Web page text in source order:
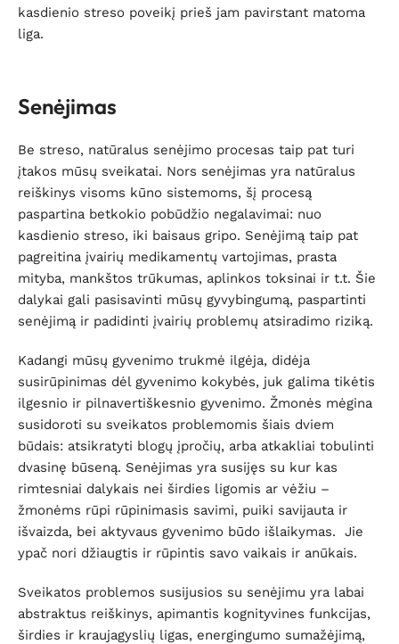
kasdienio streso poveikį prieš jam pavirstant matoma
liga.
Senėjimas
Be streso, natūralus senėjimo procesas taip pat turi
įtakos mūsų sveikatai. Nors senėjimas yra natūralus
reiškinys visoms kūno sistemoms, šį procesą
paspartina betkokio pobūdžio negalavimai: nuo
kasdienio streso, iki baisaus gripo. Senėjimą taip pat
pagreitina įvairių medikamentų vartojimas, prasta
mityba, mankštos trūkumas, aplinkos toksinai ir t.t. Šie
dalykai gali pasisavinti mūsų gyvybingumą, paspartinti
senėjimą ir padidinti įvairių problemų atsiradimo riziką.
Kadangi mūsų gyvenimo trukmė ilgėja, didėja
susirūpinimas dėl gyvenimo kokybės, juk galima tikėtis
ilgesnio ir pilnavertiškesnio gyvenimo. Žmonės mėgina
susidoroti su sveikatos problemomis šiais dviem
būdais: atsikratyti blogų įpročių, arba atkakliai tobulinti
dvasinę būseną. Senėjimas yra susijęs su kur kas
rimtesniai dalykais nei širdies ligomis ar vėžiu –
žmonėms rūpi rūpinimasis savimi, puiki savijauta ir
išvaizda, bei aktyvaus gyvenimo būdo išlaikymas. Jie
ypač nori džiaugtis ir rūpintis savo vaikais ir anūkais.
Sveikatos problemos susijusios su senėjimu yra labai
abstraktus reiškinys, apimantis kognityvines funkcijas,
širdies ir kraujagyslių ligas, energingumo sumažėjimą,